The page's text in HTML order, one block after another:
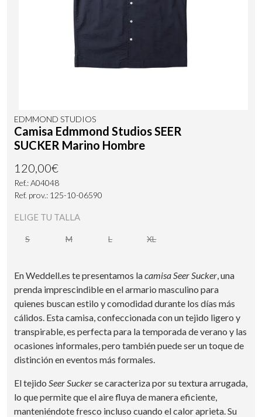
EDMMOND STUDIOS
Camisa Edmmond Studios SEER
SUCKER Marino Hombre
120,00€
Ref.: A04048
Ref. prov.: 125-10-06590
ELIGE TU TALLA
S M L XL
En Weddell.es te presentamos lacamisa Seer Sucker , una
prenda imprescindible en el armario masculino para
quienes buscan estilo y comodidad durante los días más
cálidos. Esta camisa, confeccionada con un tejido ligero y
transpirable, es perfecta para la temporada de verano y las
ocasiones informales, pero también puede ser un toque de
distinción en eventos más formales.
El tejido Seer Suckerse caracteriza por su textura arrugada,
lo que permite que el aire fluya de manera eficiente,
manteniéndote fresco incluso cuando el calor aprieta. Su